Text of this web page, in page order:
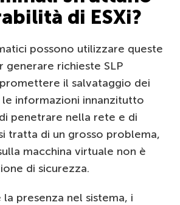
di ESXi?
possono utilizzare queste
generare richieste SLP
il salvataggio dei
informazioni innanzitutto
penetrare nella rete e di
tratta di un grosso problema,
macchina virtuale non è
di sicurezza.
presenza nel sistema, i